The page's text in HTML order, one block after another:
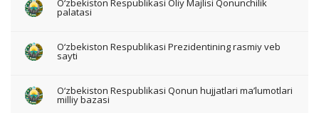
palatasi
O‘zbekiston Respublikasi Prezidentining rasmiy veb
sayti
O‘zbekiston Respublikasi Qonun hujjatlari ma’lumotlari
milliy bazasi